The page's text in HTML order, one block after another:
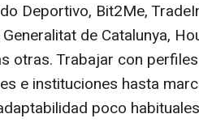
Deportivo, Bit2Me,
de Catalunya,
otras. Trabajar con
e instituciones hasta
poco